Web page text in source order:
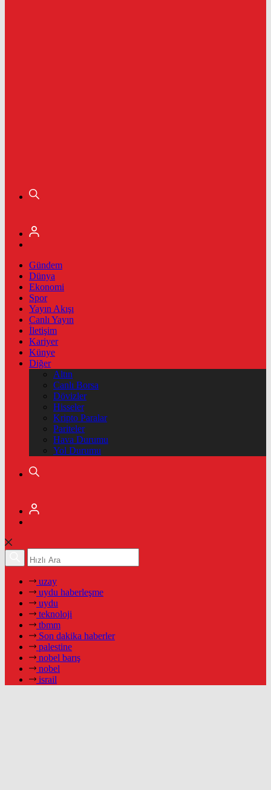
Gündem
Dünya
Ekonomi
Spor
Yayın Akışı
Canlı Yayın
İletişim
Kariyer
Künye
Diğer
Altın
Canlı Borsa
Dövizler
Hisseler
Kripto Paralar
Pariteler
Hava Durumu
Yol Durumu
uzay
uydu haberleşme
uydu
teknoloji
tbmm
Son dakika haberler
palestine
nobel barış
nobel
israil